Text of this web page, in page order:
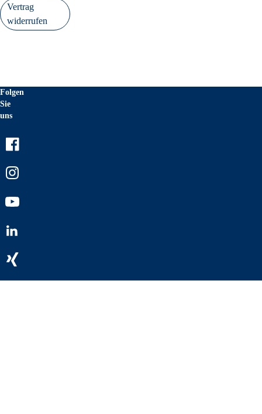
Vertrag
widerrufen
Folgen
Sie
uns
Youtube